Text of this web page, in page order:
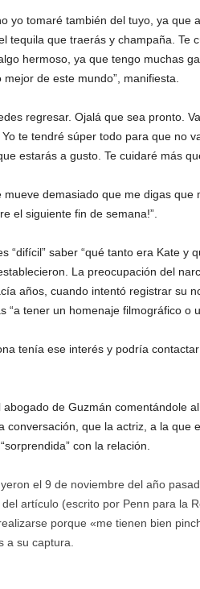
yo tomaré también del tuyo, ya que
tequila que traerás y champaña. Te
hermoso, ya que tengo muchas
de este mundo”, manifiesta.
regresar. Ojalá que sea pronto.
te tendré súper todo para que no
estarás a gusto. Te cuidaré más
mueve demasiado que me digas que
el siguiente fin de semana!”.
“difícil” saber “qué tanto era Kate y
La preocupación del
años, cuando intentó registrar su
“a tener un homenaje filmográfico o
tenía ese interés y podría
de Guzmán comentándole
conversación, que la actriz, a la que
con la relación.
el 9 de noviembre del año
artículo (escrito por Penn para la
porque «me tienen bien
a su captura.